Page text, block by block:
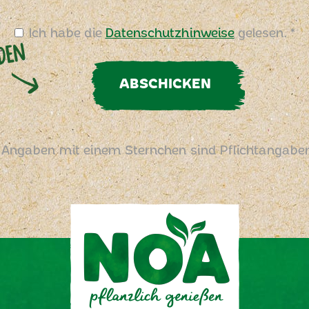
Ich habe dieDatenschutzhinweisegelesen. *
ABSCHICKEN
mit einem Sternchen sind